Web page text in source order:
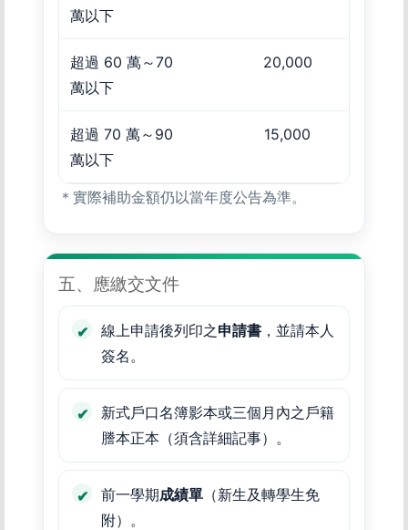
萬以下
超過 60 萬～70
萬以下
20,000
超過 70 萬～90
萬以下
15,000
＊實際補助金額仍以當年度公告為準。
五、應繳交文件
線上申請後列印之申請書 ，並請本人
簽名。
新式戶口名簿影本或三個月內之戶籍
謄本正本（須含詳細記事）。
前一學期成績單 （新生及轉學生免
附）。